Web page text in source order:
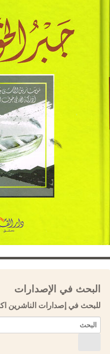
البحث في الإصدارات
للبحث في إصدارات الناشرين